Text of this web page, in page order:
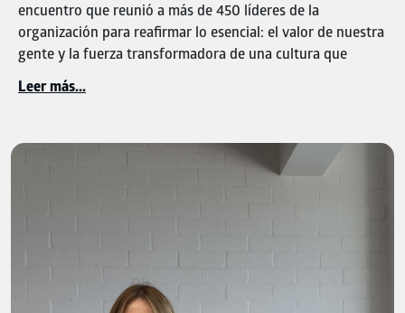
encuentro que reunió a más de 450 líderes de la
organización para reafirmar lo esencial: el valor de nuestra
gente y la fuerza transformadora de una cultura que
inspira e impulsa nuestro camino.
orgullo el camino recorrido y los logros que hemos
construido juntos. Un espacio para recordar que cada
avance es el resultado del talento, la disciplina y el
En Brinsa creemos que nuestra cultura es el motor que
nos permite evolucionar, adaptarnos y seguir generando
Leer más...